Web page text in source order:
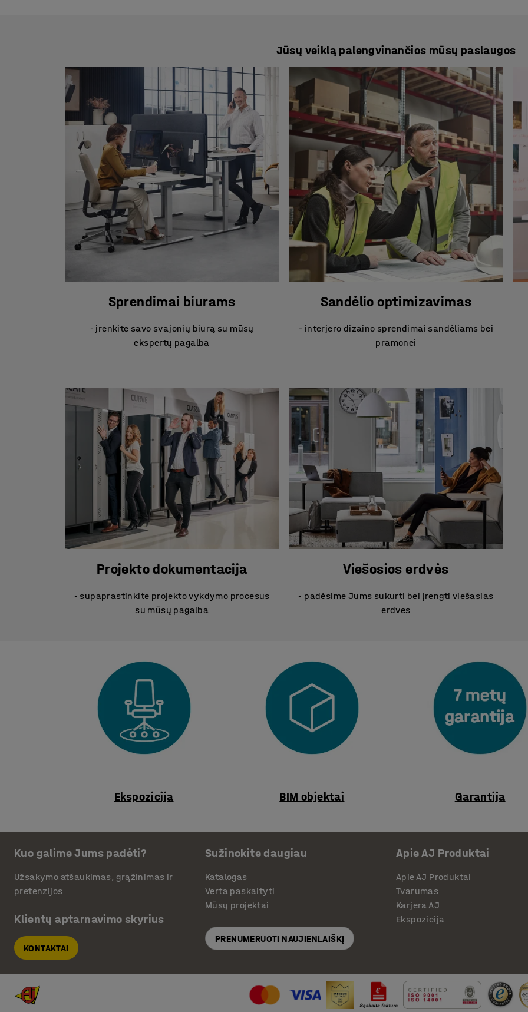
individualiems poreikiams. Didesniu kiekiu yra laikoma daugiau, nei 10 vnt. prekių
lygi arba viršija € 1500.00 sumą be PVM.
** Pagal užsakymą atmatuotų prekių pavyzdys – kilimai.
Daugiau informacijos apie pardavimo sąlygas bei prekių gražinimą rasite čia.
Jūsų veiklą palengvinančios mūsų paslaugos
Sprendimai biurams
- įrenkite savo svajonių biurą su mūsų
ekspertų pagalba
Sandėlio optimizavimas
- interjero dizaino sprendimai sandėliams bei
pramonei
Projekto dokumentacija
- supaprastinkite projekto vykdymo procesus
su mūsų pagalba
Viešosios erdvės
- padėsime Jums sukurti bei įrengti viešasias
erdves
Ekspozicija BIM objektai Garantija
Kuo galime Jums padėti?
Užsakymo atšaukimas, grąžinimas ir
pretenzijos
Klientų aptarnavimo skyrius
KONTAKTAI
Sužinokite daugiau
Katalogas
Verta paskaityti
Mūsų projektai
PRENUMERUOTI NAUJIENLAIŠKĮ
Apie AJ Produktai
Apie AJ Produktai
Tvarumas
Karjera AJ
Ekspozicija